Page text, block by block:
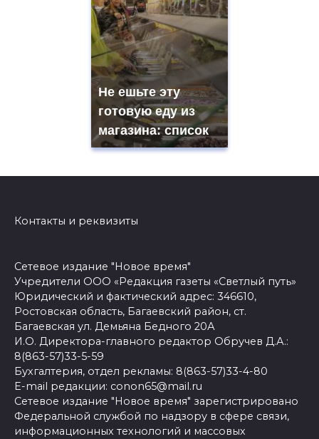
Не ешьте эту
готовую еду из
магазина: список
Контакты и реквизиты
Сетевое издание "Новое время"
Учредители ООО «Редакция газеты «Светлый путь»
Юридический и фактический адрес: 346610,
Ростовская область, Багаевский район, ст.
Багаевская ул. Демьяна Бедного 20А
И.О. Директора-главного редактор Обручев Д.А.:
8(863-57)33-5-59
Бухгалтерия, отдел рекламы: 8(863-57)33-4-80
E-mail редакции: conon65@mail.ru
Сетевое издание "Новое время" зарегистрировано
Федеральной службой по надзору в сфере связи,
информационных технологий и массовых